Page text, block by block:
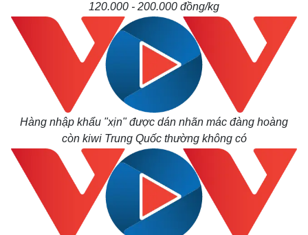
120.000 - 200.000 đồng/kg
Hàng nhập khẩu "xịn" được dán nhãn mác đàng hoàng
còn kiwi Trung Quốc thường không có